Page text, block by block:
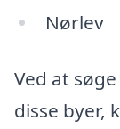
Nørlev
Ved at
disse byer,